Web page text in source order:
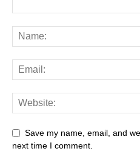
Save my name, email, and
next time I comment.